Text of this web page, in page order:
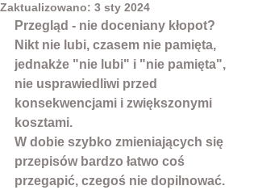
Zaktualizowano: 3 sty 2024
Przegląd - nie doceniany kłopot?
Nikt nie lubi, czasem nie pamięta,
jednakże "nie lubi" i "nie pamięta",
nie usprawiedliwi przed
konsekwencjami i zwiększonymi
kosztami.
W dobie szybko zmieniających się
przepisów bardzo łatwo coś
przegapić, czegoś nie dopilnować.